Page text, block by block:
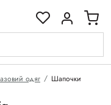
одяг Шапочки